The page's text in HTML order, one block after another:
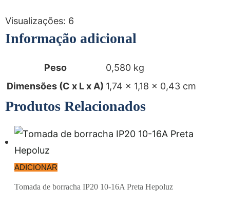
Visualizações: 6
Informação adicional
Peso
0,580 kg
Dimensões (C x L x A) 1,74 × 1,18 × 0,43 cm
Produtos Relacionados
ADICIONAR
Tomada de borracha IP20 10-16A Preta Hepoluz